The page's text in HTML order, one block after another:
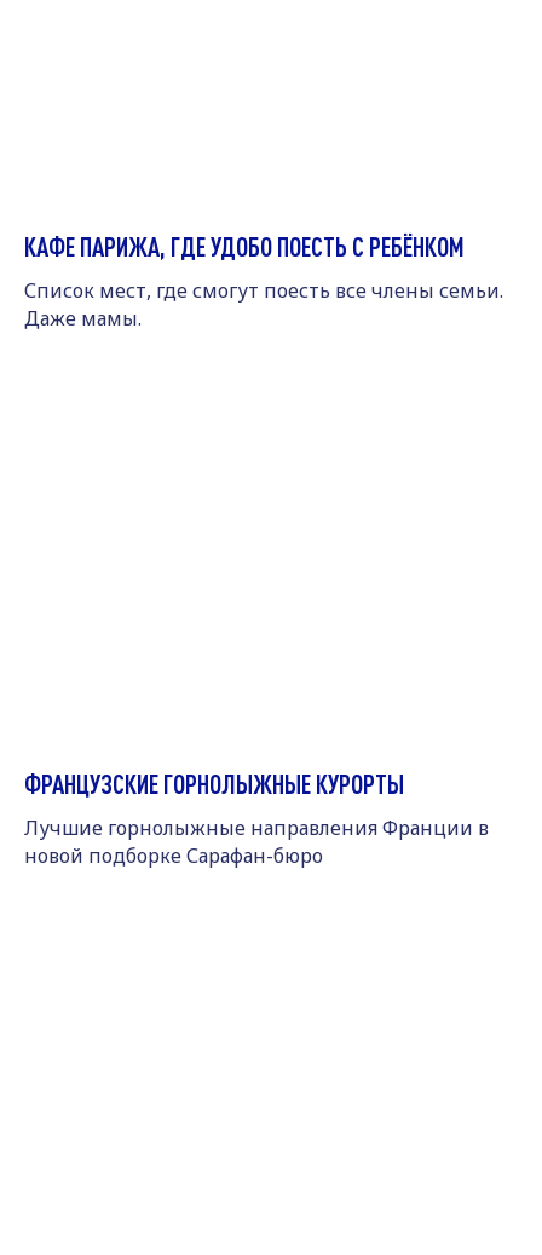
КАФЕ ПАРИЖА, ГДЕ УДОБО ПОЕСТЬ С РЕБЁНКОМ
Список мест, где смогут поесть все члены семьи.
Даже мамы.
ФРАНЦУЗСКИЕ ГОРНОЛЫЖНЫЕ КУРОРТЫ
Лучшие горнолыжные направления Франции в
новой подборке Сарафан-бюро